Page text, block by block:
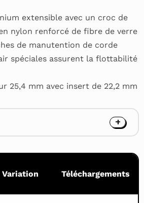
extensible avec un croc de
nylon renforcé de fibre de verre
de manutention de corde
spéciales assurent la flottabilité
25,4 mm avec insert de 22,2 mm
Variation Téléchargements